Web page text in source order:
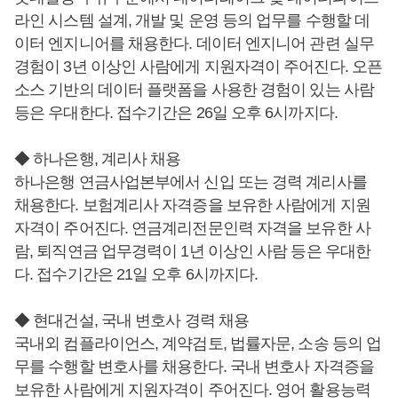
라인 시스템 설계, 개발 및 운영 등의 업무를 수행할 데
이터 엔지니어를 채용한다. 데이터 엔지니어 관련 실무
경험이 3년 이상인 사람에게 지원자격이 주어진다. 오픈
소스 기반의 데이터 플랫폼을 사용한 경험이 있는 사람
등은 우대한다. 접수기간은 26일 오후 6시까지다.
◆ 하나은행, 계리사 채용
하나은행 연금사업본부에서 신입 또는 경력 계리사를
채용한다. 보험계리사 자격증을 보유한 사람에게 지원
자격이 주어진다. 연금계리전문인력 자격을 보유한 사
람, 퇴직연금 업무경력이 1년 이상인 사람 등은 우대한
다. 접수기간은 21일 오후 6시까지다.
◆ 현대건설, 국내 변호사 경력 채용
국내외 컴플라이언스, 계약검토, 법률자문, 소송 등의 업
무를 수행할 변호사를 채용한다. 국내 변호사 자격증을
보유한 사람에게 지원자격이 주어진다. 영어 활용능력